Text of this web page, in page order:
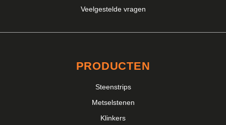
Veelgestelde vragen
PRODUCTEN
Steenstrips
Metselstenen
Klinkers